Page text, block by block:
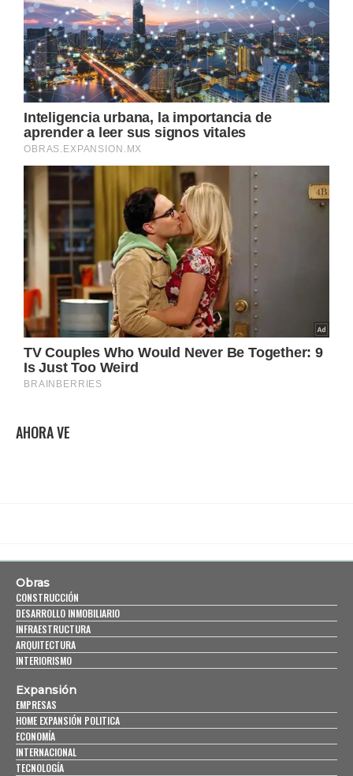
AHORA VE
Obras
CONSTRUCCIÓN
DESARROLLO INMOBILIARIO
INFRAESTRUCTURA
ARQUITECTURA
INTERIORISMO
Expansión
EMPRESAS
HOME EXPANSIÓN POLITICA
ECONOMÍA
INTERNACIONAL
TECNOLOGÍA